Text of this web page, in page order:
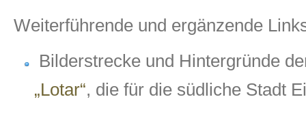
Weiterführende und ergänzende
Bilderstrecke und Hintergründe
„Lotar“, die für die südliche Stadt